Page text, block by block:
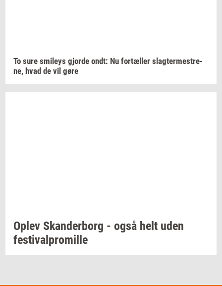
To sure smileys gjor­de ondt: Nu for­tæl­ler slag­ter­me­stre­
ne, hvad de vil gøre
Oplev Skan­der­borg - også helt uden
festi­val­pro­mil­le